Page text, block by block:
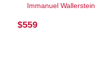
Immanuel Wallerstein
$559